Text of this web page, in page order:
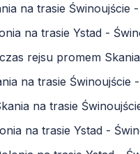
na trasie Świnoujście
na trasie Ystad -
rejsu promem
na trasie Świnoujście
na trasie
na trasie Ystad -